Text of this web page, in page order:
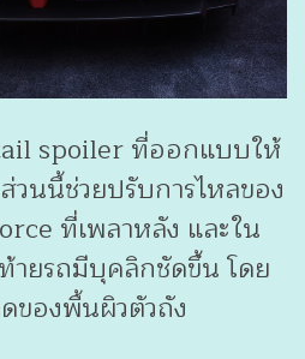
spoiler ที่ออกแบบให้
นนี้ช่วยปรับการไหลของ
ที่เพลาหลัง และใน
ายรถมีบุคลิกชัดขึ้น โดย
ของพื้นผิวตัวถัง